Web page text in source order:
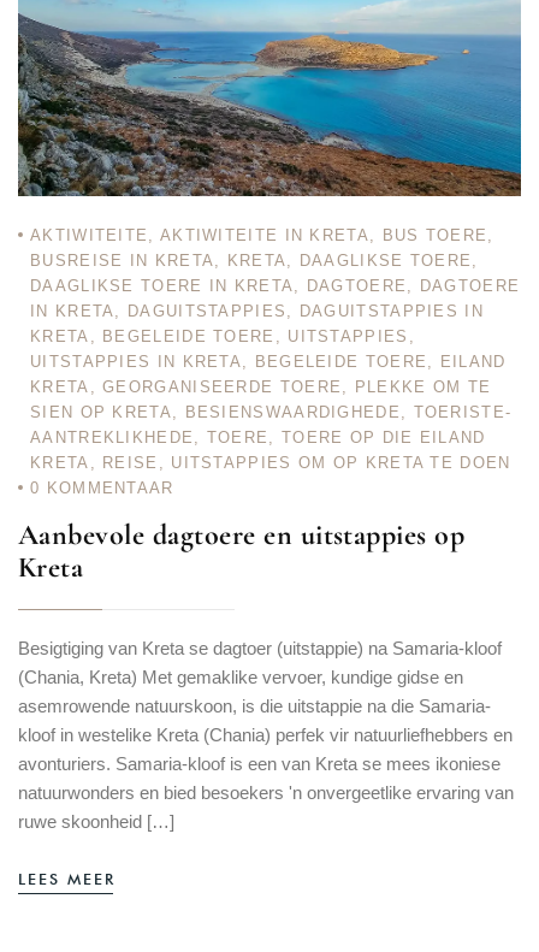
AKTIWITEITE , AKTIWITEITE IN KRETA, BUS TOERE ,
BUSREISE IN KRETA, KRETA, DAAGLIKSE TOERE ,
DAAGLIKSE TOERE IN KRETA, DAGTOERE ,
DAGTOERE
IN KRETA, DAGUITSTAPPIES ,
DAGUITSTAPPIES IN
KRETA , BEGELEIDE TOERE , UITSTAPPIES ,
UITSTAPPIES IN KRETA, BEGELEIDE TOERE ,
EILAND
KRETA ,GEORGANISEERDE TOERE ,
PLEKKE OM TE
SIEN OP KRETA, BESIENSWAARDIGHEDE , TOERISTE-
AANTREKLIKHEDE , TOERE , TOERE OP DIE EILAND
KRETA , REISE , UITSTAPPIES OM OP KRETA TE DOEN
0 KOMMENTAAR
Aanbevole dagtoere en uitstappies op
Kreta
Besigtiging van Kreta se dagtoer (uitstappie) na Samaria-kloof
(Chania, Kreta) Met gemaklike vervoer, kundige gidse en
asemrowende natuurskoon, is die uitstappie na die Samaria-
kloof in westelike Kreta (Chania) perfek vir natuurliefhebbers en
avonturiers. Samaria-kloof is een van Kreta se mees ikoniese
natuurwonders en bied besoekers 'n onvergeetlike ervaring van
ruwe skoonheid […]
LEES MEER